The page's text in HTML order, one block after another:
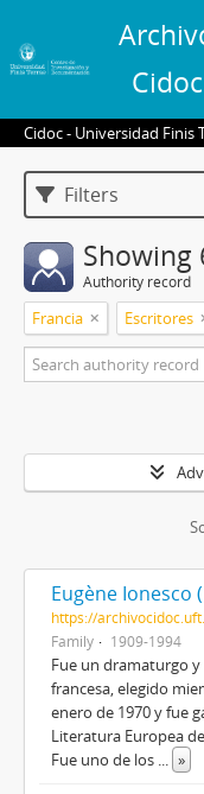
Cidoc
Cidoc - Universidad Finis
Filters
Showing
Authority record
Francia Escritores
Eugène Ionesco
https://
Family
1909-1994
Fue un dramaturgo
francesa, elegido
enero de 1970 y fue
Literatura Europea
Fue uno de los ... »